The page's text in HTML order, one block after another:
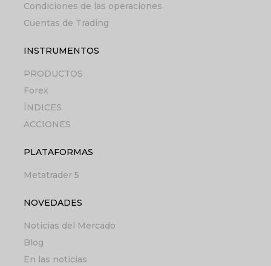
Condiciones de las operaciones
Cuentas de Trading
INSTRUMENTOS
PRODUCTOS
Forex
ÍNDICES
ACCIONES
PLATAFORMAS
Metatrader 5
NOVEDADES
Noticias del Mercado
Blog
En las noticias